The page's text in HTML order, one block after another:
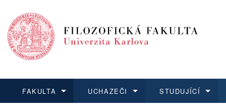
FAKULTA UCHAZEČI STUDUJÍCÍ